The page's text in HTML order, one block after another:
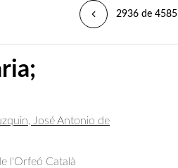
2936 de 4585
José Antonio de
l'Orfeó Català